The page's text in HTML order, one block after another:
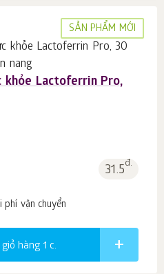
SẢN PHẨM MỚI
khỏe Lactoferrin Pro,
31.5đ.
phí vận chuyển
hàng 1 c.